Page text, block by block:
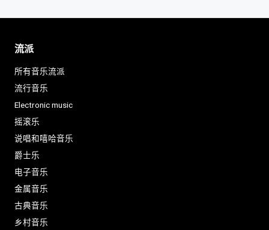
流派
所有音乐流派
流行音乐
Electronic music
摇滚乐
说唱和嘻哈音乐
爵士乐
电子音乐
金属音乐
古典音乐
乡村音乐